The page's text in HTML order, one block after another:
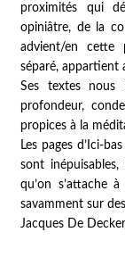
proximités qui
opiniâtre, de la
advient/en cette
séparé, appartient
Ses textes nous
profondeur,
propices à la
Les pages d’Ici-bas
sont
qu’on s’attache
savamment sur
Jacques De